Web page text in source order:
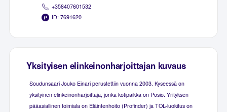
+358407601532
ID: 7691620
Yksityisen elinkeinonharjoittajan kuvaus
Soudunsaari Jouko Einari perustettiin vuonna 2003. Kyseessä on
yksityinen elinkeinonharjoittaja, jonka kotipaikka on Posio. Yrityksen
pääasiallinen toimiala on Eläintenhoito (Profinder) ja TOL-luokitus on